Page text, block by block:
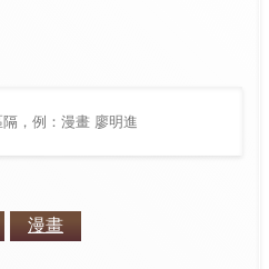
漫畫